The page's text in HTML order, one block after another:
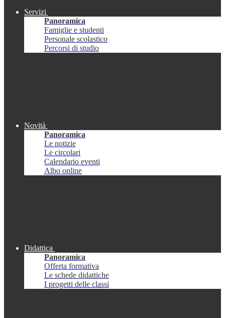
Servizi
Panoramica
Famiglie e studenti
Personale scolastico
Percorsi di studio
Novità
Panoramica
Le notizie
Le circolari
Calendario eventi
Albo online
Didattica
Panoramica
Offerta formativa
Le schede didattiche
I progetti delle classi